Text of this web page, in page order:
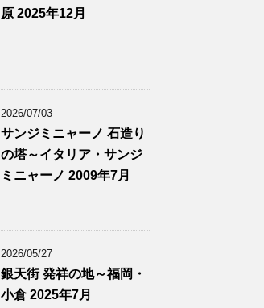
原 2025年12月
2026/07/03
サンジミニャーノ 石造り
の塔～イタリア・サンジ
ミニャーノ 2009年7月
2026/05/27
銀天街 発祥の地～福岡・
小倉 2025年7月